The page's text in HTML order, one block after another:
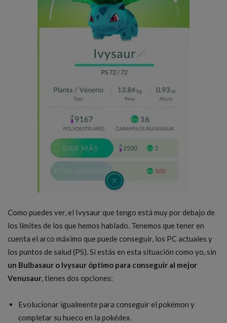
Como puedes ver, el Ivysaur que tengo está muy por debajo de
los límites de los que hemos hablado. Tenemos que tener en
cuenta el arco máximo que puede conseguir, los PC actuales y
los puntos de salud (PS). Si estás en esta situación como yo, sin
un Bulbasaur o Ivysaur óptimo para conseguir al mejor
Venusaur, tienes dos opciones:
Evolucionar igualmente para conseguir el pokémon y
completar su hueco en la pokédex.